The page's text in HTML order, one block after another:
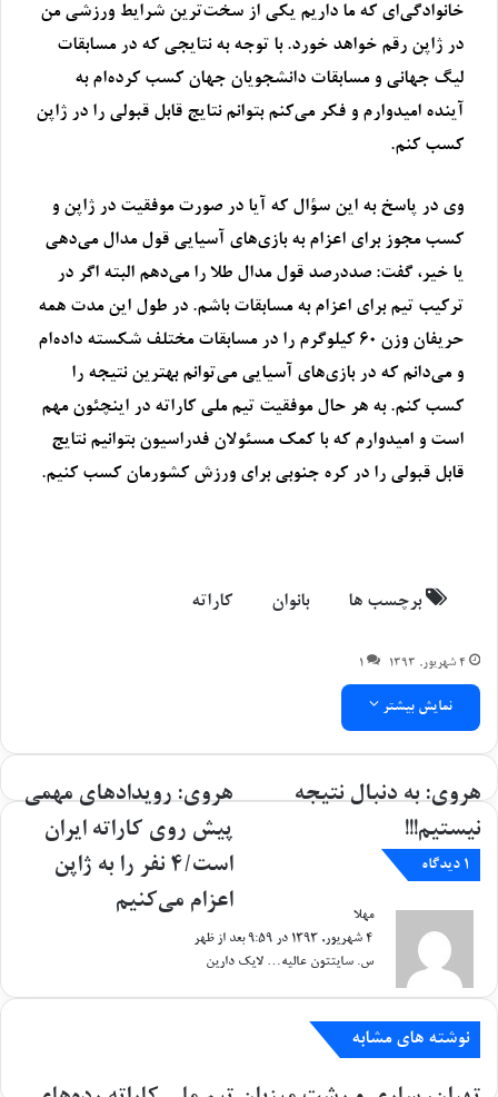
خانوادگی‌ای که ما داریم یکی از سخت‌ترین شرایط ورزشی من
در ژاپن رقم خواهد خورد. با توجه به نتایجی که در مسابقات
لیگ جهانی و مسابقات دانشجویان جهان کسب کرده‌ام به
آینده امیدوارم و فکر می‌کنم بتوانم نتایج قابل قبولی را در ژاپن
کسب کنم.
وی در پاسخ به این سؤال که آیا در صورت موفقیت در ژاپن و
کسب مجوز برای اعزام به بازی‌های آسیایی قول مدال می‌دهی
یا خیر، گفت: صددرصد قول مدال طلا را می‌دهم البته اگر در
ترکیب تیم برای اعزام به مسابقات باشم. در طول این مدت همه
حریفان وزن ۶۰ کیلوگرم را در مسابقات مختلف شکسته داده‌ام
و می‌دانم که در بازی‌های آسیایی می‌توانم بهترین نتیجه را
کسب کنم. به هر حال موفقیت تیم‌ ملی کاراته در اینچئون مهم
است و امیدوارم که با کمک مسئولان فدراسیون بتوانیم نتایج
قابل قبولی را در کره جنوبی برای ورزش کشورمان کسب کنیم.
برچسب ها بانوان کاراته
۴ شهریور, ۱۳۹۳ ۱
نمایش بیشتر
ه
و
:
ب
ا
ت
هروی‌: به دنبال نتیجه
نیستیم!!!
ه
و
ی
ر
ا
ی
هروی: رویدادهای مهمی
پیش روی کاراته ایران
است/۴ نفر را به ژاپن
اعزام می‌کنیم
1 دیدگاه
مهلا
ف
ت
۴ شهریور, ۱۳۹۳ در ۹:۵۹ بعد از ظهر
س. سایتتون عالیه… لایک دارین
نوشته های مشابه